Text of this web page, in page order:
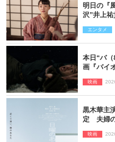
明日の『
沢”井上
エンタメ
本日“バ
画『バイ
映画
黒木華主
定 夫婦
映画